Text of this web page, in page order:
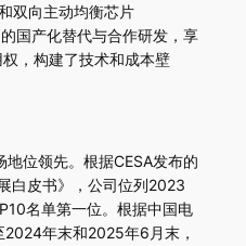
双向主动均衡芯片
国产化替代与合作研发，享
，构建了技术和成本壁
位领先。根据CESA发布的
白皮书》，公司位列2023
名单第一位。根据中国电
年末和2025年6月末，